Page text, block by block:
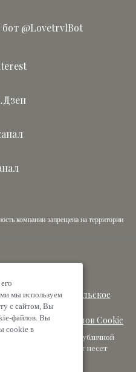
@LovetrvlBot
компании запрещена на территории
|Пользовательское
в отношении файлов Cookie
и не являются публичной
продукт несет
мы используем
с сайтом, Вы
файлов. Вы
cookie в